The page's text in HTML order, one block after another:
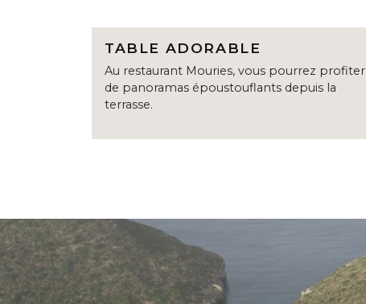
TABLE ADORABLE
Au restaurant Mouries, vous pourrez profiter
de panoramas époustouflants depuis la
terrasse.